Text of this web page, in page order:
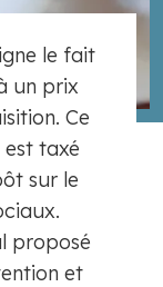
le fait
un prix
Ce
est taxé
sur le
proposé
et